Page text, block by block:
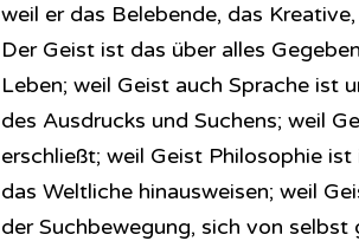
weil er das Belebende, das
Der Geist ist das über alles
Leben; weil Geist auch Sprache ist
des Ausdrucks und Suchens; weil
erschließt; weil Geist Philosophie
das Weltliche hinausweisen; weil
der Suchbewegung, sich von